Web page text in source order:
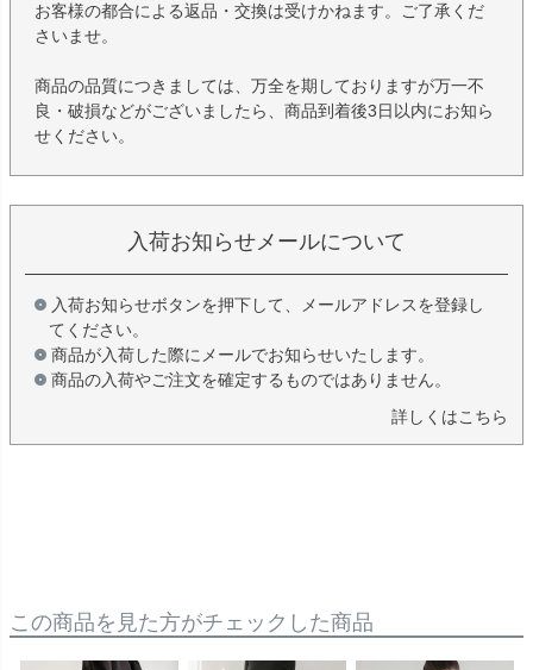
お客様の都合による返品・交換は受けかねます。ご了承くだ
さいませ。
商品の品質につきましては、万全を期しておりますが万一不
良・破損などがございましたら、商品到着後3日以内にお知ら
せください。
入荷お知らせメールについて
入荷お知らせボタンを押下して、メールアドレスを登録し
てください。
商品が入荷した際にメールでお知らせいたします。
商品の入荷やご注文を確定するものではありません。
詳しくはこちら
この商品を見た方がチェックした商品